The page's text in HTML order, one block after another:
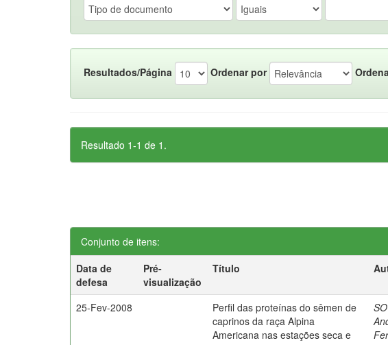
Resultados/Página Ordenar por
Resultado 1-1 de 1.
Conjunto de itens:
Data de
defesa
Pré-
visualização
Título
25-Fev-2008
Perfil das proteínas do sêmen de
caprinos da raça Alpina
Americana nas estações seca e